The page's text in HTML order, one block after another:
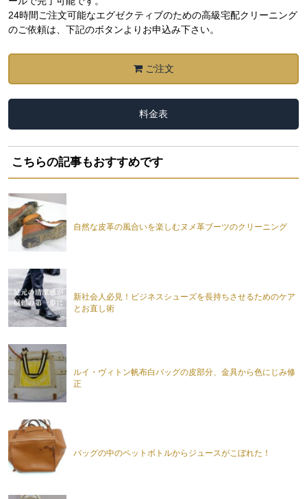
24時間ご注文可能なエグゼクティブのための高級宅配クリーニング
のご依頼は、下記のボタンよりお申込み下さい。
ご注文
料金表
こちらの記事もおすすめです
自然な皮革の風合いを楽しむヌメ革ブーツのクリーニング
新社会人必見！ビジネスシューズを長持ちさせるためのケア
とお直し術
ルイ・ヴィトン帆布白バッグの皮部分、金具から色にじみ修
正
バッグの中のペットボトルからジュースがこぼれた！